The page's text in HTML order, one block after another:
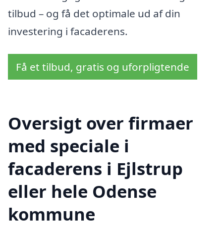
tilbud – og få det optimale ud af din
investering i facaderens.
Få et tilbud, gratis og uforpligtende
Oversigt over firmaer
med speciale i
facaderens i Ejlstrup
eller hele Odense
kommune